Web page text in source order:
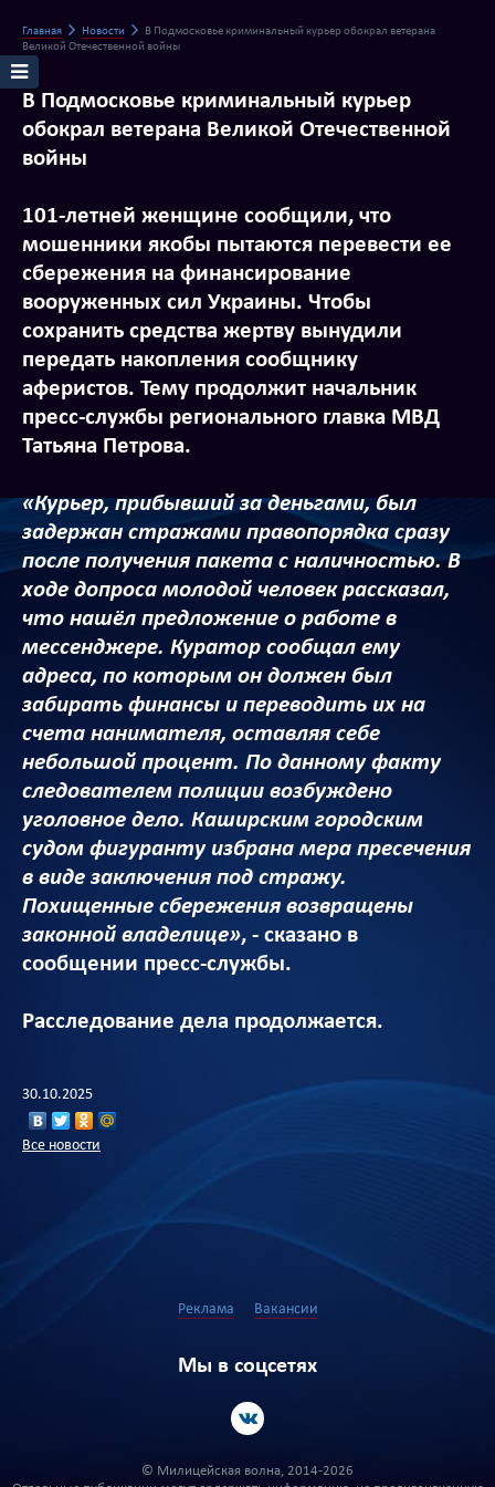
Главная Новости
В Подмосковье криминальный курьер обокрал ветерана
Великой Отечественной войны
В Подмосковье криминальный курьер
обокрал ветерана Великой Отечественной
войны
101-летней женщине сообщили, что
мошенники якобы пытаются перевести ее
сбережения на финансирование
вооруженных сил Украины. Чтобы
сохранить средства жертву вынудили
передать накопления сообщнику
аферистов. Тему продолжит начальник
пресс-службы регионального главка МВД
Татьяна Петрова.
«Курьер, прибывший за деньгами, был
задержан стражами правопорядка сразу
после получения пакета с наличностью. В
ходе допроса молодой человек рассказал,
что нашёл предложение о работе в
мессенджере. Куратор сообщал ему
адреса, по которым он должен был
забирать финансы и переводить их на
счета нанимателя, оставляя себе
небольшой процент. По данному факту
следователем полиции возбуждено
уголовное дело. Каширским городским
судом фигуранту избрана мера пресечения
в виде заключения под стражу.
Похищенные сбережения возвращены
законной владелице», - сказано в
сообщении пресс-службы.
Расследование дела продолжается.
30.10.2025
Все новости
Реклама Вакансии
Мы в соцсетях
© Милицейская волна, 2014-2026